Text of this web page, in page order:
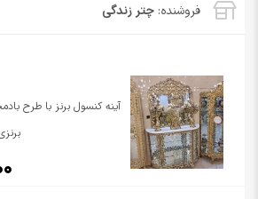
فروشنده:چتر زندگی
آینه کنسول برنز با طرح